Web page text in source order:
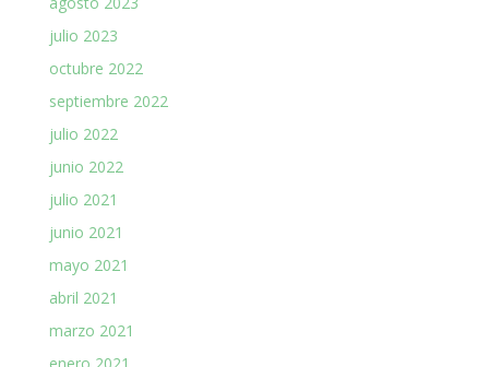
julio 2023
octubre 2022
septiembre 2022
julio 2022
junio 2022
julio 2021
junio 2021
mayo 2021
abril 2021
marzo 2021